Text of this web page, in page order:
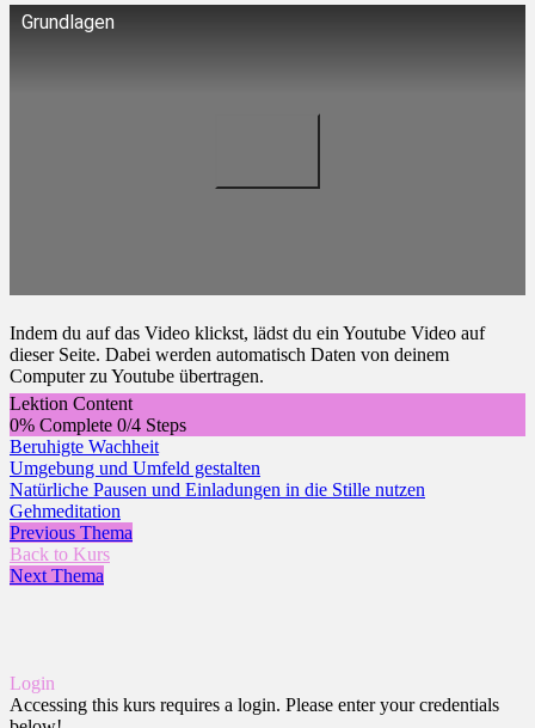
Grundlagen
Indem du auf das Video klickst, lädst du ein Youtube Video auf
dieser Seite. Dabei werden automatisch Daten von deinem
Computer zu Youtube übertragen.
Lektion Content
0% Complete 0/4 Steps
Beruhigte Wachheit
Umgebung und Umfeld gestalten
Natürliche Pausen und Einladungen in die Stille nutzen
Gehmeditation
Previous Thema
Back to Kurs
Next Thema
Login
Accessing this kurs requires a login. Please enter your credentials